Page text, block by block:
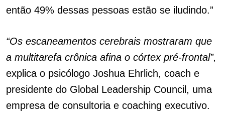
então 49% dessas pessoas estão se iludindo.”
“Os escaneamentos cerebrais mostraram que
a multitarefa crônica afina o córtex pré-frontal”,
explica o psicólogo Joshua Ehrlich, coach e
presidente do Global Leadership Council, uma
empresa de consultoria e coaching executivo.